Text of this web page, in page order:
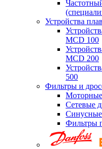
Устройства
MCD 100
MCD 200
500
Фильтры и
Моторные
Сетевые
Фильтры